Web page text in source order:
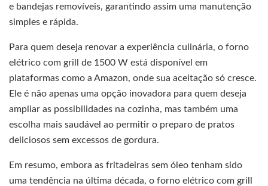
e bandejas removíveis, garantindo assim uma manutenção
simples e rápida.
Para quem deseja renovar a experiência culinária, o forno
elétrico com grill de 1500 W está disponível em
plataformas como a Amazon, onde sua aceitação só cresce.
Ele é não apenas uma opção inovadora para quem deseja
ampliar as possibilidades na cozinha, mas também uma
escolha mais saudável ao permitir o preparo de pratos
deliciosos sem excessos de gordura.
Em resumo, embora as fritadeiras sem óleo tenham sido
uma tendência na última década, o forno elétrico com grill